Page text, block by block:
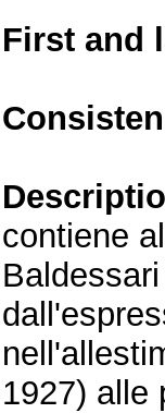
First and
contiene
1927) alle